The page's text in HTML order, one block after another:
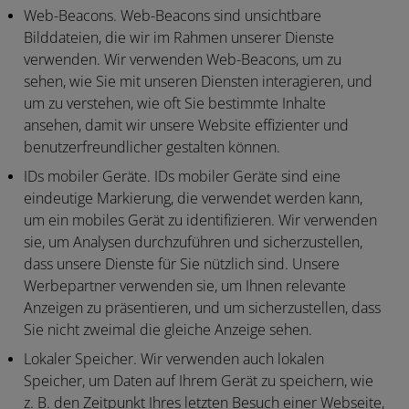
Web-Beacons. Web-Beacons sind unsichtbare
Bilddateien, die wir im Rahmen unserer Dienste
verwenden. Wir verwenden Web-Beacons, um zu
sehen, wie Sie mit unseren Diensten interagieren, und
um zu verstehen, wie oft Sie bestimmte Inhalte
ansehen, damit wir unsere Website effizienter und
benutzerfreundlicher gestalten können.
IDs mobiler Geräte. IDs mobiler Geräte sind eine
eindeutige Markierung, die verwendet werden kann,
um ein mobiles Gerät zu identifizieren. Wir verwenden
sie, um Analysen durchzuführen und sicherzustellen,
dass unsere Dienste für Sie nützlich sind. Unsere
Werbepartner verwenden sie, um Ihnen relevante
Anzeigen zu präsentieren, und um sicherzustellen, dass
Sie nicht zweimal die gleiche Anzeige sehen.
Lokaler Speicher. Wir verwenden auch lokalen
Speicher, um Daten auf Ihrem Gerät zu speichern, wie
z. B. den Zeitpunkt Ihres letzten Besuch einer Webseite,